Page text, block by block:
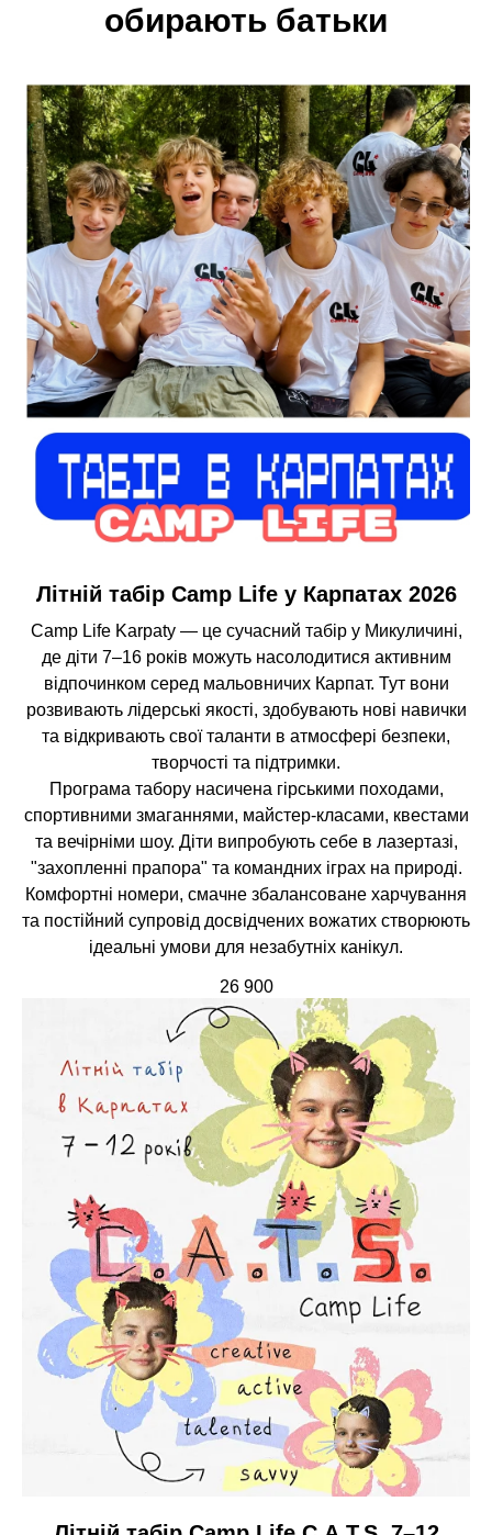
обирають батьки
Літній табір Camp Life у Карпатах 2026
Camp Life Karpaty — це сучасний табір у Микуличині,
де діти 7–16 років можуть насолодитися активним
відпочинком серед мальовничих Карпат. Тут вони
розвивають лідерські якості, здобувають нові навички
та відкривають свої таланти в атмосфері безпеки,
творчості та підтримки.
Програма табору насичена гірськими походами,
спортивними змаганнями, майстер-класами, квестами
та вечірніми шоу. Діти випробують себе в лазертазі,
"захопленні прапора" та командних іграх на природі.
Комфортні номери, смачне збалансоване харчування
та постійний супровід досвідчених вожатих створюють
ідеальні умови для незабутніх канікул.
26 900